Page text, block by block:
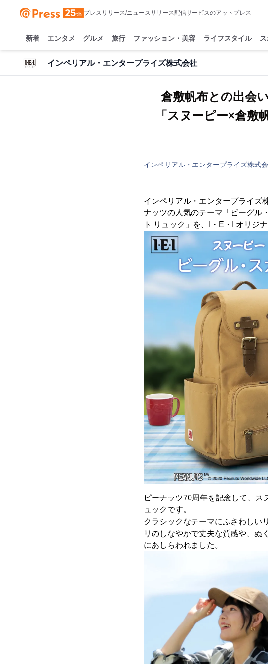
プレスリリース/ニュースリリース配信サービスのアットプレス
新着 エンタメ グルメ 旅行 ファッション・美容 ライフスタイル
インペリアル・エンタープライズ株式会社
倉敷帆布との出会
「スヌーピー×倉
インペリアル・エンタープライズ株式
インペリアル・エンタープライズ
ナッツの人気のテーマ「ビーグル
ト リュック」を、I・E・I オリジ
ピーナッツ70周年を記念して、ス
ュックです。
クラシックなテーマにふさわしい
リのしなやかで丈夫な質感や、ぬ
にあしらわれました。